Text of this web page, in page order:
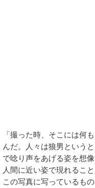
「撮った時、そこには何
んだ。人々は狼男という
で唸り声をあげる姿を想
人間に近い姿で現れるこ
この写真に写っているも